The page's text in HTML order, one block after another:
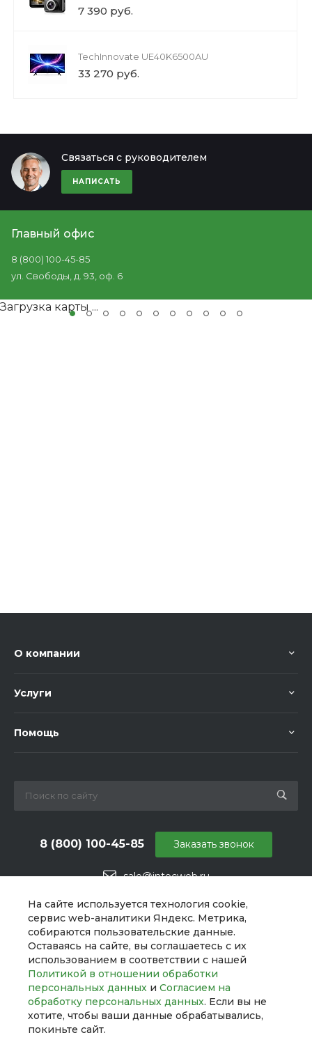
На сайте используется технология cookie,
сервис web-аналитики Яндекс. Метрика,
собираются пользовательские данные.
Оставаясь на сайте, вы соглашаетесь с их
использованием в соответствии с нашей
Политикой в отношении обработки
персональных данных и Согласием на
обработку персональных данных. Если вы не
хотите, чтобы ваши данные обрабатывались,
покиньте сайт.
7 390 руб.
TechInnovate UE40K6500AU
33 270 руб.
Связаться с руководителем
НАПИСАТЬ
Главный офис
8 (800) 100-45-85
ул. Свободы, д. 93, оф. 6
Загрузка карты ...
О компании
Услуги
Помощь
sale@intecweb.ru
8 (800) 100-45-85
г. Челябинск, ул. Свободы, д. 93, оф. 6
Заказать звонок